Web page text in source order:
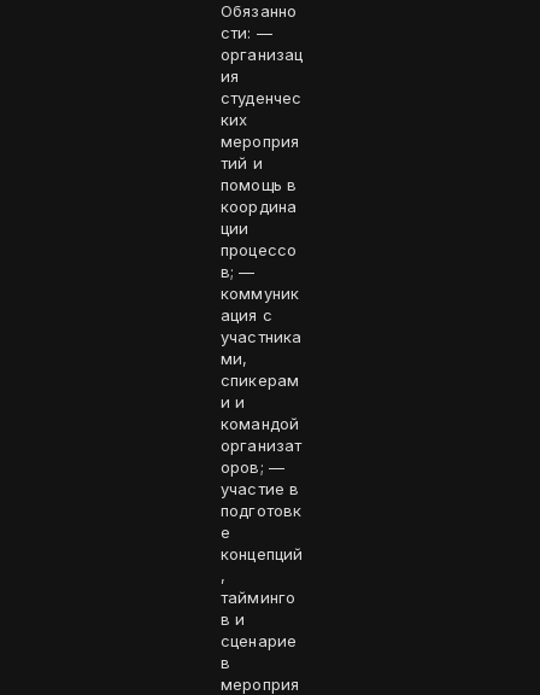
Обязанно
сти: —
организац
ия
студенчес
ких
мероприя
тий и
помощь в
координа
ции
процессо
в; —
коммуник
ация с
участника
ми,
спикерам
и и
командой
организат
оров; —
участие в
подготовк
е
концепций
,
тайминго
в и
сценарие
в
мероприя